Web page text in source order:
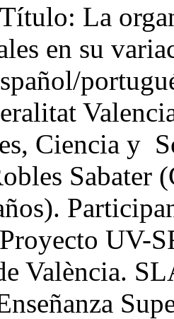
La
en su
Ciencia y
UV-
València.